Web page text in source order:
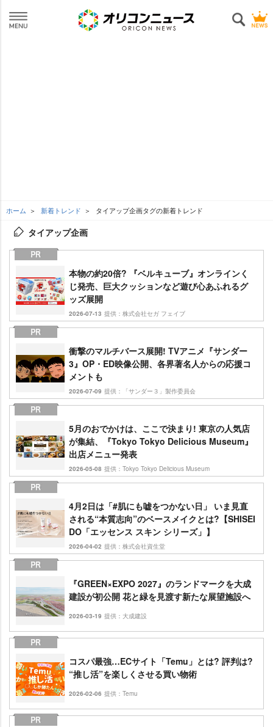
ホーム 新着トレンド タイアップ企画タグの新着トレンド
タイアップ企画
本物の約20倍? 『ベルキューブ』オンラインく
じ発売、巨大クッションなど遊び心あふれるグ
ッズ展開
2026-07-13 提供：株式会社セガ フェイブ
衝撃のマルチバース展開! TVアニメ『サンダー
3』OP・ED映像公開、各界著名人からの応援コ
メントも
2026-07-09 提供：「サンダー３」製作委員会
5月のおでかけは、ここで決まり! 東京の人気店
が集結、『Tokyo Tokyo Delicious Museum』
出店メニュー発表
2026-05-08 提供：Tokyo Tokyo Delicious Museum
4月2日は「#肌にも嘘をつかない日」 いま見直
される“本質志向”のベースメイクとは?【SHISEI
DO「エッセンス スキン シリーズ」】
2026-04-02 提供：株式会社資生堂
『GREEN×EXPO 2027』のランドマークを大成
建設が初公開 花と緑を見渡す新たな展望施設へ
2026-03-19 提供：大成建設
コスパ最強…ECサイト「Temu」とは? 評判は?
“推し活”を楽しくさせる買い物術
2026-02-06 提供：Temu